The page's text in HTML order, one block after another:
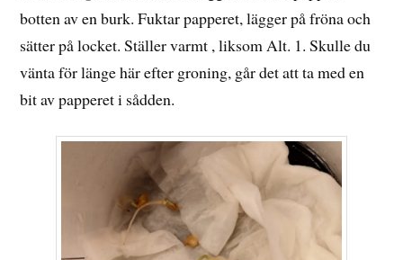
botten av en burk. Fuktar papperet, lägger på fröna och
sätter på locket. Ställer varmt , liksom Alt. 1. Skulle du
vänta för länge här efter groning, går det att ta med en
bit av papperet i sådden.